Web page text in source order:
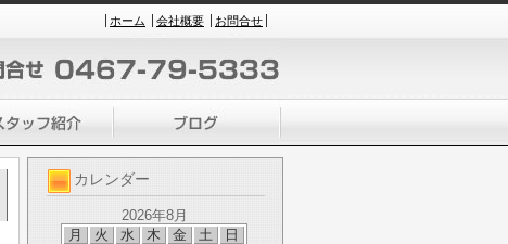
ホーム 会社概要 お問合せ
カレンダー
2026年8月
月
火 水 木 金 土 日